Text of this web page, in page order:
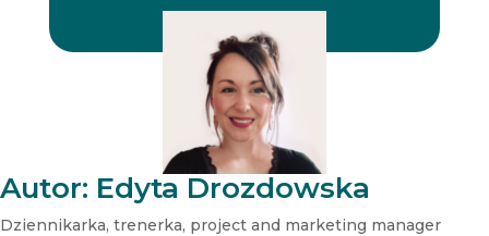
e
r
e
r
N
e
w
s
l
e
t
t
e
Autor: Edyta Drozdowska
Dziennikarka, trenerka, project and marketing manager